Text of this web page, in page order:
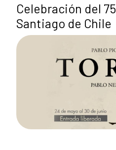
Celebración del
Santiago de Chile